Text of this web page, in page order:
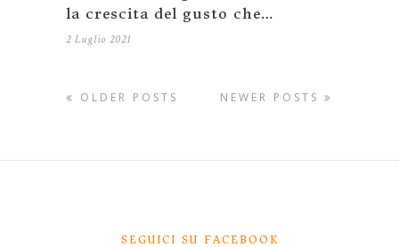
la crescita del gusto che…
2 Luglio 2021
OLDER POSTS NEWER POSTS
SEGUICI SU FACEBOOK